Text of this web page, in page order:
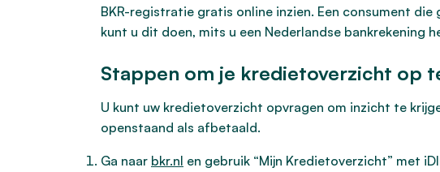
BKR-registratie gratis online inzien. Een consument
kunt u dit doen, mits u een Nederlandse bankrekening
Stappen om je kredietoverzicht op
U kunt uw kredietoverzicht opvragen om inzicht te
openstaand als afbetaald.
Ga naar bkr.nl en gebruik “Mijn Kredietoverzicht” met